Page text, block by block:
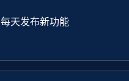
每天发布新功能